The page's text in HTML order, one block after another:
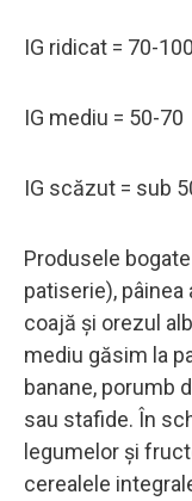
IG ridicat = 70-100
IG mediu = 50-70
IG scăzut = sub
Produsele
patiserie),
coajă și orezul
mediu găsim la
banane, porumb
sau stafide. În
legumelor și
cerealele